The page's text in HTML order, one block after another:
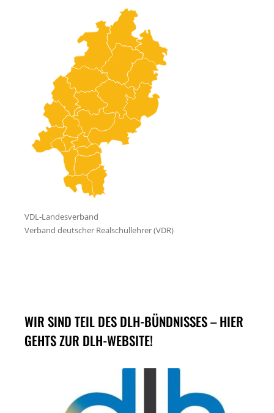
WIR SIND TEIL DES DLH-BÜNDNISSES – HIER
GEHTS ZUR DLH-WEBSITE!